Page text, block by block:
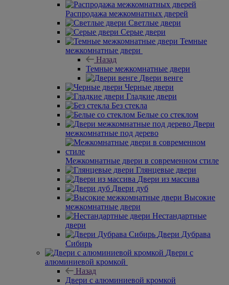
Распродажа межкомнатных дверей
Светлые двери
Серые двери
Темные
межкомнатные двери
Назад
Темные межкомнатные двери
Двери венге
Черные двери
Гладкие двери
Без стекла
Белые со стеклом
Двери
межкомнатные под дерево
Межкомнатные двери в современном стиле
Глянцевые двери
Двери из массива
Двери дуб
Высокие
межкомнатные двери
Нестандартные
двери
Двери Дубрава
Сибирь
Двери с
алюминиевой кромкой
Назад
Двери с алюминиевой кромкой